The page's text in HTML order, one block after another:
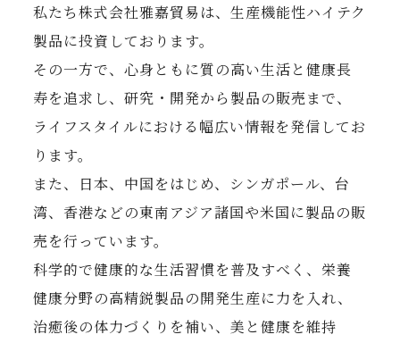
私たち株式会社雅嘉貿易は、生産機能性ハイテク
製品に投資しております。
その一方で、心身ともに質の高い生活と健康長
寿を追求し、研究・開発から製品の販売まで、
ライフスタイルにおける幅広い情報を発信してお
ります。
また、日本、中国をはじめ、シンガポール、台
湾、香港などの東南アジア諸国や米国に製品の販
売を行っています。
科学的で健康的な生活習慣を普及すべく、栄養
健康分野の高精鋭製品の開発生産に力を入れ、
治癒後の体力づくりを補い、美と健康を維持